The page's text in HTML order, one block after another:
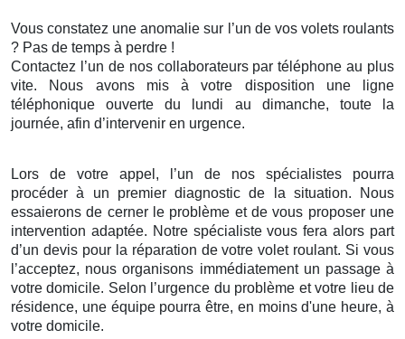
Vous constatez une anomalie sur l’un de vos volets roulants
? Pas de temps à perdre !
Contactez l’un de nos collaborateurs par téléphone au plus
vite. Nous avons mis à votre disposition une ligne
téléphonique ouverte du lundi au dimanche, toute la
journée, afin d’intervenir en urgence.
Lors de votre appel, l’un de nos spécialistes pourra
procéder à un premier diagnostic de la situation. Nous
essaierons de cerner le problème et de vous proposer une
intervention adaptée. Notre spécialiste vous fera alors part
d’un devis pour la réparation de votre volet roulant. Si vous
l’acceptez, nous organisons immédiatement un passage à
votre domicile. Selon l’urgence du problème et votre lieu de
résidence, une équipe pourra être, en moins d'une heure, à
votre domicile.